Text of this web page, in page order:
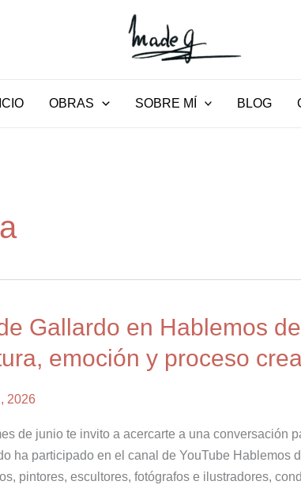
OBRAS SOBRE MÍ BLOG
Gallardo en Hablemos
emoción y proceso
2026
de junio te invito a acercarte a una conversación
ha participado en el canal de YouTube Hablemos
pintores, escultores, fotógrafos e ilustradores,